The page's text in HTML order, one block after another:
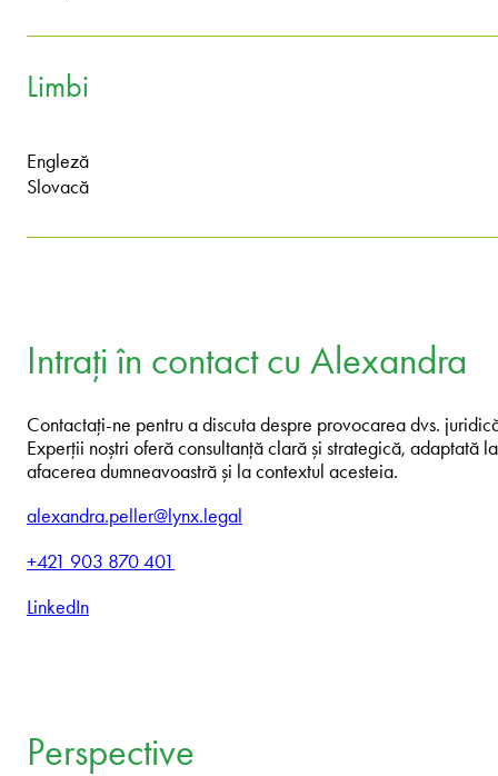
Limbi
Engleză
Slovacă
Intrați în contact cu Alexandra
Contactați-ne pentru a discuta despre provocarea dvs.
Experții noștri oferă consultanță clară și strategică, adaptată la
afacerea dumneavoastră și la contextul acesteia.
alexandra.peller@lynx.legal
+421 903 870 401
LinkedIn
Perspective